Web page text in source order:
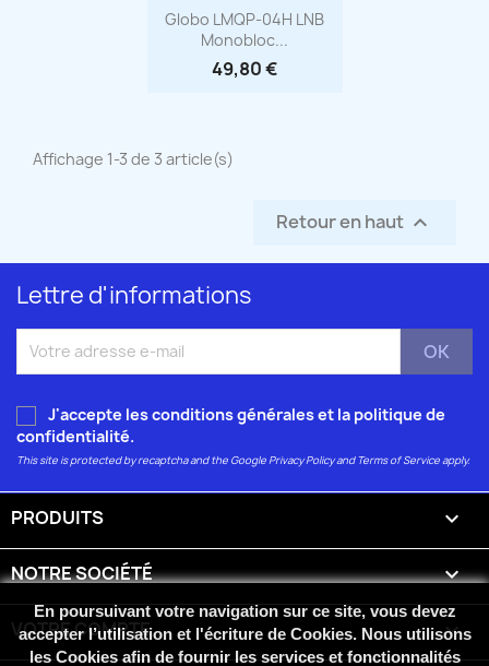
Aperçu rapide
Globo LMQP-04H LNB
Monobloc...
49,80 €
Affichage 1-3 de 3 article(s)
Retour en haut 
Lettre d'informations
J'accepte les conditions générales et la politique de
confidentialité.
This site is protected by recaptcha and the GooglePrivacy PolicyandTerms of Serviceapply.
PRODUITS 
NOTRE SOCIÉTÉ 
VOTRE COMPTE 
En poursuivant votre navigation sur ce site, vous devez
accepter l’utilisation et l'écriture de Cookies. Nous utilisons
les Cookies afin de fournir les services et fonctionnalités